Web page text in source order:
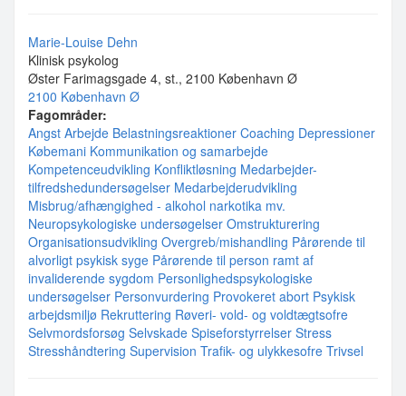
Marie-Louise Dehn
Klinisk psykolog
Øster Farimagsgade 4, st., 2100 København Ø
2100 København Ø
Fagområder:
Angst Arbejde Belastningsreaktioner Coaching Depressioner
Købemani Kommunikation og samarbejde
Kompetenceudvikling Konfliktløsning Medarbejder-
tilfredshedundersøgelser Medarbejderudvikling
Misbrug/afhængighed - alkohol narkotika mv.
Neuropsykologiske undersøgelser Omstrukturering
Organisationsudvikling Overgreb/mishandling Pårørende til
alvorligt psykisk syge Pårørende til person ramt af
invaliderende sygdom Personlighedspsykologiske
undersøgelser Personvurdering Provokeret abort Psykisk
arbejdsmiljø Rekruttering Røveri- vold- og voldtægtsofre
Selvmordsforsøg Selvskade Spiseforstyrrelser Stress
Stresshåndtering Supervision Trafik- og ulykkesofre Trivsel